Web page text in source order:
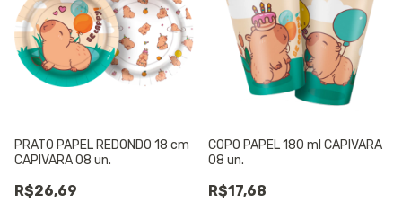
PRATO PAPEL REDONDO 18 cm
CAPIVARA 08 un.
R$26,69
COPO PAPEL 180 ml CAPIVARA
08 un.
R$17,68